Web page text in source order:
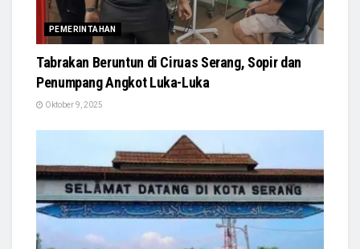
PEMERINTAHAN
Tabrakan Beruntun di Ciruas Serang, Sopir dan
Penumpang Angkot Luka-Luka
Oktober 9, 2025